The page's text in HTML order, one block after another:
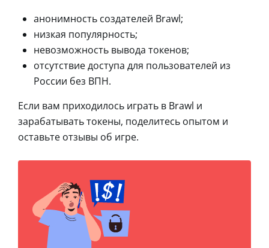
анонимность создателей Brawl;
низкая популярность;
невозможность вывода токенов;
отсутствие доступа для пользователей из
России без ВПН.
Если вам приходилось играть в Brawl и
зарабатывать токены, поделитесь опытом и
оставьте отзывы об игре.